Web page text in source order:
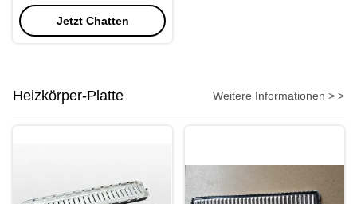
Resistance and Weldability
Jetzt Chatten
Heizkörper-Platte Weitere Informationen > >